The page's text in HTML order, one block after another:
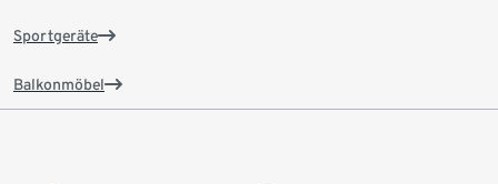
Sportgeräte
Balkonmöbel